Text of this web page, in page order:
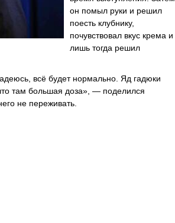
он помыл руки и решил
поесть клубнику,
почувствовал вкус крема и
лишь тогда решил
всё будет нормально. Яд гадюки
там большая доза», — поделился
не переживать.